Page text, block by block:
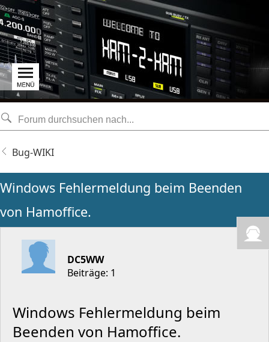
Bug-WIKI
Windows Fehlermeldung beim Beenden
von Hamoffice.
DC5WW
Beiträge: 1
Windows Fehlermeldung beim
Beenden von Hamoffice.